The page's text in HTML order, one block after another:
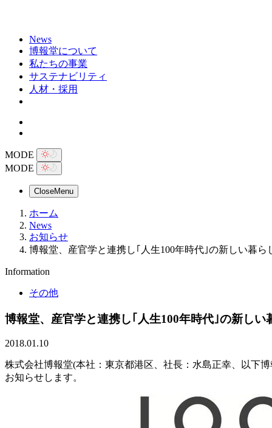
News
博報堂について
私たちの事業
サステナビリティ
人材・採用
MODE
MODE
CloseMenu
ホーム
News
お知らせ
博報堂、産官学と連携し｢人生100年時代｣の新しい暮
Information
その他
博報堂、産官学と連携し｢人生100年時代｣の新し
2018.01.10
株式会社博報堂(本社：東京都港区、社長：水島正幸、以下
お知らせします。